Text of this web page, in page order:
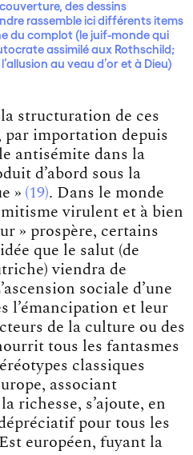
des dessins
rassemble ici différents items
du complot (le juif-monde qui
assimilé aux Rothschild;
au veau d’or et à Dieu)
structuration de ces
importation depuis
antisémite dans la
d’abord sous la
» 19 . Dans le monde
virulent et à bien
» prospère, certains
que le salut (de
viendra de
sociale d’une
l’émancipation et leur
de la culture ou des
tous les fantasmes
classiques
associant
richesse, s’ajoute, en
pour tous les
européen, fuyant la